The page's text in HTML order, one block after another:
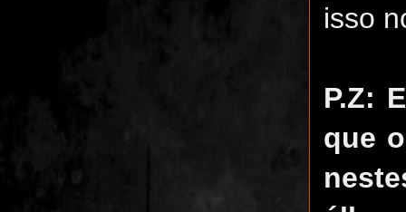
isso
P.Z:
que